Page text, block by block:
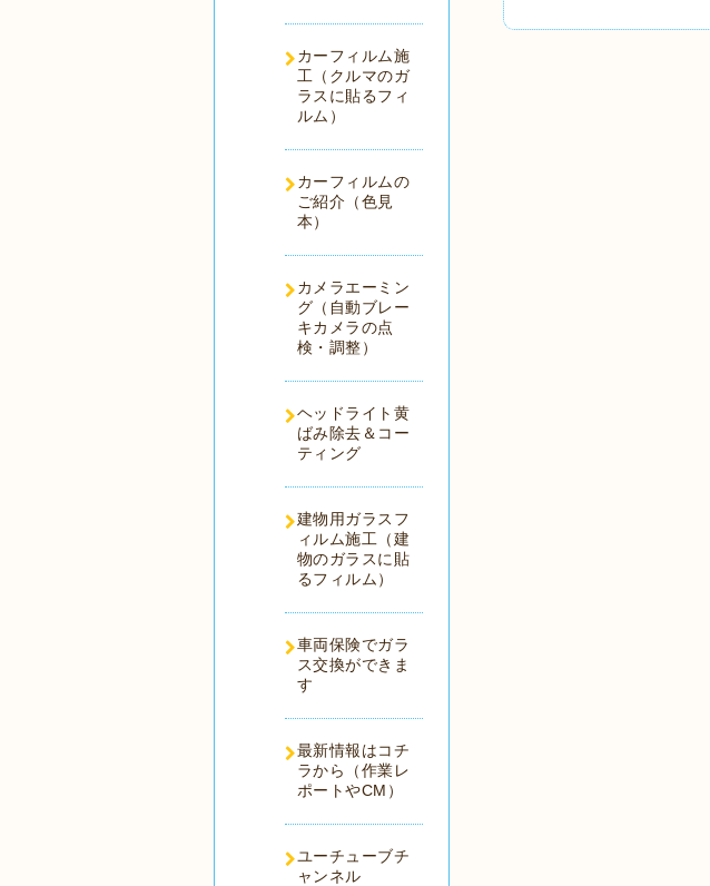
カーフィルム施
工（クルマのガ
ラスに貼るフィ
ルム）
カーフィルムの
ご紹介（色見
本）
カメラエーミン
グ（自動ブレー
キカメラの点
検・調整）
ヘッドライト黄
ばみ除去＆コー
ティング
建物用ガラスフ
ィルム施工（建
物のガラスに貼
るフィルム）
車両保険でガラ
ス交換ができま
す
最新情報はコチ
ラから（作業レ
ポートやCM）
ユーチューブチ
ャンネル